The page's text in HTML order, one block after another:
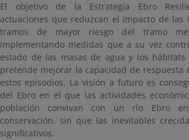
El objetivo de la Estrategia Ebro
actuaciones que reduzcan el impacto de las
tramos de mayor riesgo del tramo
implementando medidas que a su vez
estado de las masas de agua y los hábitats
pretende mejorar la capacidad de respuesta
estos episodios. La visión a futuro es
del Ebro en el que las actividades
población convivan con un río Ebro
conservación, sin que las inevitables
significativos.